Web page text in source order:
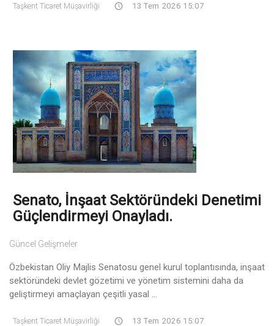
Taşkent Ticaret Müşavirliği 13 Tem 2026 15:07
Senato, İnşaat Sektöründeki Denetimi
Güçlendirmeyi Onayladı.
Güncel Gelişmeler
Özbekistan Oliy Majlis Senatosu genel kurul toplantısında, inşaat
sektöründeki devlet gözetimi ve yönetim sistemini daha da
geliştirmeyi amaçlayan çeşitli yasal ...
Taşkent Ticaret Müşavirliği 13 Tem 2026 15:07